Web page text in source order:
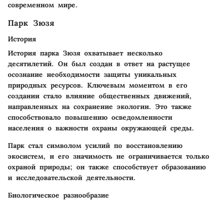
современном мире.
Парк Зюзя
История
История парка Зюзя охватывает несколько
десятилетий. Он был создан в ответ на растущее
осознание необходимости защиты уникальных
природных ресурсов. Ключевым моментом в его
создании стало влияние общественных движений,
направленных на сохранение экологии. Это также
способствовало повышению осведомленности
населения о важности охраны окружающей среды.
Парк стал символом усилий по восстановлению
экосистем, и его значимость не ограничивается только
охраной природы; он также способствует образованию
и исследовательской деятельности.
Биологическое разнообразие